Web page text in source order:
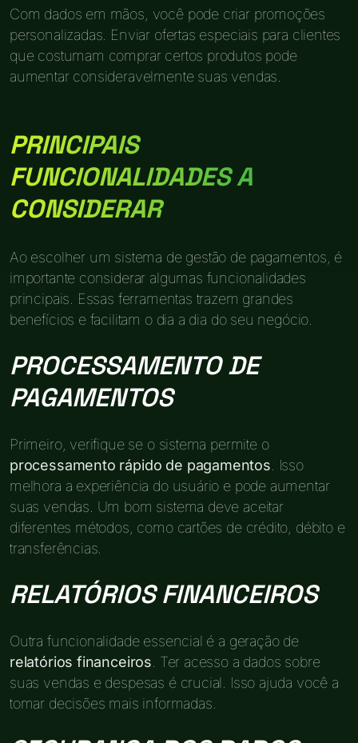
Com dados em mãos, você pode criar promoções
personalizadas. Enviar ofertas especiais para clientes
que costumam comprar certos produtos pode
aumentar consideravelmente suas vendas.
PRINCIPAIS
FUNCIONALIDADES A
CONSIDERAR
Ao escolher um sistema de gestão de pagamentos, é
importante considerar algumas funcionalidades
principais. Essas ferramentas trazem grandes
benefícios e facilitam o dia a dia do seu negócio.
PROCESSAMENTO DE
PAGAMENTOS
Primeiro, verifique se o sistema permite o
processamento rápido de pagamentos . Isso
melhora a experiência do usuário e pode aumentar
suas vendas. Um bom sistema deve aceitar
diferentes métodos, como cartões de crédito, débito e
transferências.
RELATÓRIOS FINANCEIROS
Outra funcionalidade essencial é a geração de
relatórios financeiros . Ter acesso a dados sobre
suas vendas e despesas é crucial. Isso ajuda você a
tomar decisões mais informadas.